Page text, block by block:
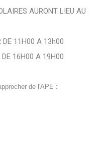
AURONT LIEU AU
DE 11H00 A 13h00
16H00 A 19H00
de l'APE :